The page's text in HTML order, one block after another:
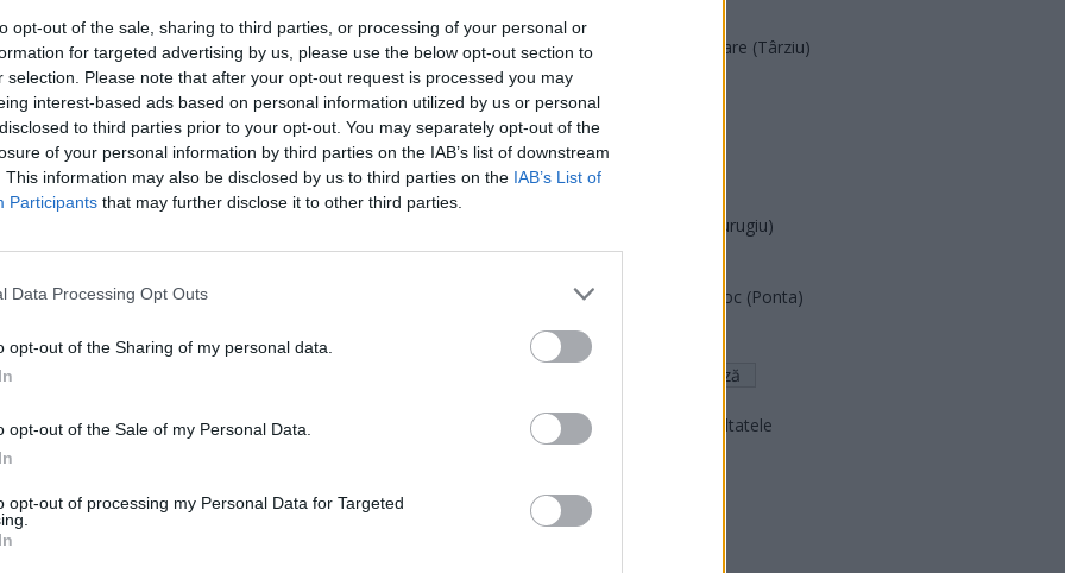
opt-out of the sale, sharing to third parties, or processing of your personal or
for targeted advertising by us, please use the below opt-out section to
selection. Please note that after your opt-out request is processed you may
interest-based ads based on personal information utilized by us or personal
to third parties prior to your opt-out. You may separately opt-out of the
of your personal information by third parties on the IAB’s list of downstream
This information may also be disclosed by us to third parties on the IAB’s List of
Participants that may further disclose it to other third parties.
Data Processing Opt Outs
opt-out of the Sharing of my personal data.
opt-out of the Sale of my Personal Data.
opt-out of processing my Personal Data for Targeted
ad
anului 2023, în Nigeria au fost asasinați peste 1.000
după cum spun anchetatorii, 20 de biserici au fost
Acțiunea Conservatoare (Târziu)
PDF (Lazarus)
PUSL (D. Voiculescu)
PNȚCD (Pavelescu)
PNCR (Terheș)
Partidul Patrioților (Surugiu)
România pe Primul Loc (Ponta)
Altul
Arată rezultatele